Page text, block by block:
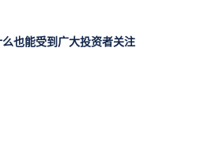
也能受到广大投资者关注